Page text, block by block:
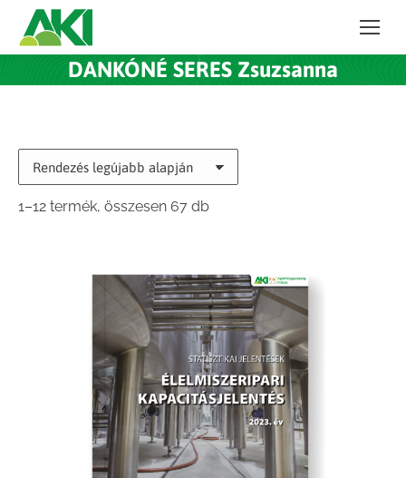
DANKÓNÉ SERES Zsuzsanna
1–12 termék, összesen 67 dbSorted